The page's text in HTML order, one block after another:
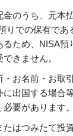
金のうち、元本
りでの保有であ
るため、NISA預
きません。
・お名前・お取
に出国する場合
要があります。
たはつみたて投